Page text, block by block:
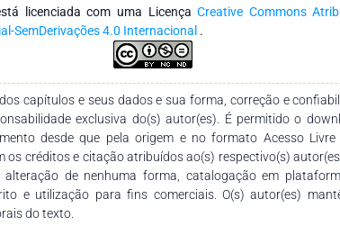
reflexão interdisciplinares.
licenciada com uma LicençaCreative Commons
SemDerivações 4.0 Internacional .
capítulos e seus dados e sua forma, correção e
exclusiva do(s) autor(es). É permitido o
desde que pela origem e no formato Acesso Livre
os créditos e citação atribuídos ao(s) respectivo(s)
alteração de nenhuma forma, catalogação em
e utilização para fins comerciais. O(s) autor(es)
do texto.